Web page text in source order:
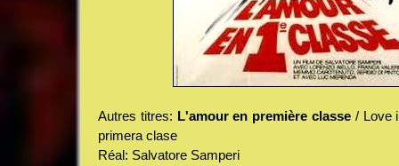
Autres titres: L'amour en première classe/ Love
primera clase
Réal: Salvatore Samperi